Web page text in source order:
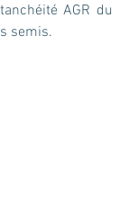
AGR du
semis.